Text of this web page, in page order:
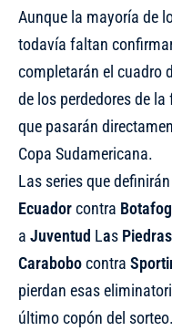
Aunque la mayoría de
todavía faltan
completarán el cuadro
de los perdedores de
que pasarán
Copa Sudamericana.
Las series que
Ecuadorcontra
a Juventud Las Piedras
Carabobocontra
pierdan esas
último copón del sorteo.